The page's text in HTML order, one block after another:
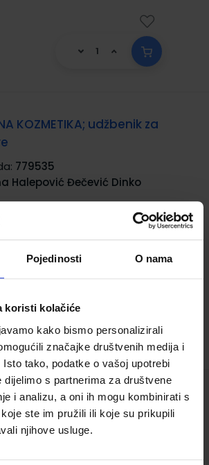
Pojedinosti O nama
koristi kolačiće
kako bismo personalizirali
značajke društvenih medija i
tako, podatke o vašoj upotrebi
dijelimo s partnerima za društvene
i analizu, a oni ih mogu kombinirati s
ste im pružili ili koje su prikupili
njihove usluge.
KOZMETIKA; udžbenik za
779535
Halepović Đečević Dinko
NAKLADA d.o.o.
30,00 €
KOMUNIKACIJE; udžbenik
komunikacije u
usluga u obrtničkim
školama